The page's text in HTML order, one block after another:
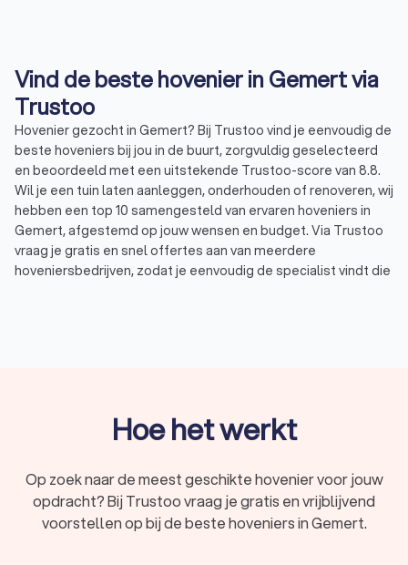
Vind de beste hovenier in Gemert via
Trustoo
Hovenier gezocht in Gemert? Bij Trustoo vind je eenvoudig de
beste hoveniers bij jou in de buurt, zorgvuldig geselecteerd
en beoordeeld met een uitstekende Trustoo-score van 8.8.
Wil je een tuin laten aanleggen, onderhouden of renoveren, wij
hebben een top 10 samengesteld van ervaren hoveniers in
Gemert, afgestemd op jouw wensen en budget. Via Trustoo
vraag je gratis en snel offertes aan van meerdere
hoveniersbedrijven, zodat je eenvoudig de specialist vindt die
Een hovenier in Gemert is gespecialiseerd in het aanleggen,
onderhouden en renoveren van tuinen. Dit vakmanschap gaat
bieden verschillende diensten aan, waaronder:
Tuinontwerp:een goed tuinontwerp is belangrijk voor
een mooie en functionele tuin. Hoveniers maken vaak
samen met een tuinarchitect een ontwerp dat rekening
Hoe het werkt
Op zoek naar de meest geschikte hovenier voor jouw
opdracht? Bij Trustoo vraag je gratis en vrijblijvend
voorstellen op bij de beste hoveniers in Gemert.